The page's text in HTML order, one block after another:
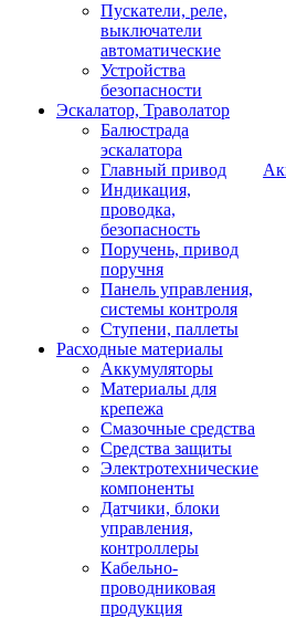
Пускатели, реле,
выключатели
автоматические
Устройства
безопасности
Эскалатор, Траволатор
Балюстрада
эскалатора
Главный привод
Индикация,
проводка,
безопасность
Поручень, привод
поручня
Панель управления,
системы контроля
Ступени, паллеты
Расходные материалы
Аккумуляторы
Материалы для
крепежа
Смазочные средства
Средства защиты
Электротехнические
компоненты
Датчики, блоки
управления,
контроллеры
Кабельно-
проводниковая
продукция